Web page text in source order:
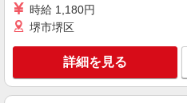
茨城県日立市
キープ
時給 1,180円
堺市堺区
詳細を見る